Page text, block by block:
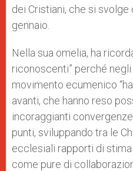
dei Cristiani, che si svolge
gennaio.
Nella sua omelia, ha
riconoscenti” perché
movimento ecumenico
avanti, che hanno reso
incoraggianti
punti, sviluppando tra le
ecclesiali rapporti di
come pure di